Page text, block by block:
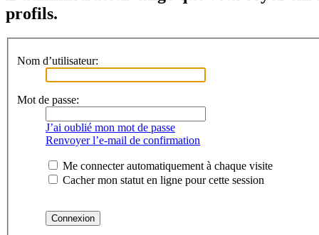
profils.
Nom d’utilisateur:
Mot de passe:
J’ai oublié mon mot de passe
Renvoyer l’e-mail de confirmation
Me connecter automatiquement à chaque visite
Cacher mon statut en ligne pour cette session